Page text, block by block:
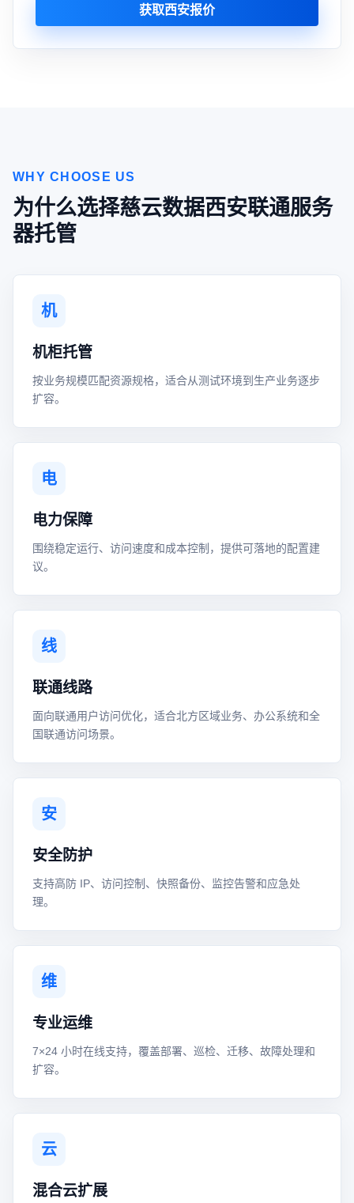
获取西安报价
WHY CHOOSE US
为什么选择慈云数据西安联通服务
器托管
机
机柜托管
按业务规模匹配资源规格，适合从测试环境到生产业务逐步
扩容。
电
电力保障
围绕稳定运行、访问速度和成本控制，提供可落地的配置建
议。
线
联通线路
面向联通用户访问优化，适合北方区域业务、办公系统和全
国联通访问场景。
安
安全防护
支持高防 IP、访问控制、快照备份、监控告警和应急处
理。
维
专业运维
7×24 小时在线支持，覆盖部署、巡检、迁移、故障处理和
扩容。
云
混合云扩展